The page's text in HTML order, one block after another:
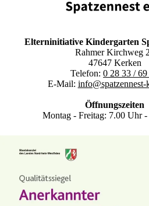
Elterninitiative Kindergarten
Rahmer Kirchweg
47647 Kerken
Telefon:0 28 33 / 69
E-Mail: info@spatzennest-
Öffnungszeiten
Montag - Freitag: 7.00 Uhr